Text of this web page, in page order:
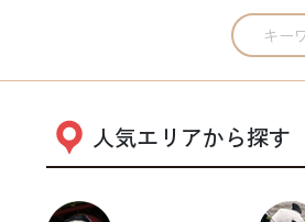
人気エリアから探す